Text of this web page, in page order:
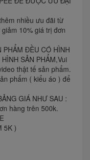
nhiều ưu đãi từ
10% giá trị đơn
PHẨM ĐỀU CÓ HÌNH
SẢN PHẨM,Vui
thật tế sản phẩm.
phẩm ( kiểu áo ) để
GIÁ NHƯ SAU :
hàng trên 500k.
5K )